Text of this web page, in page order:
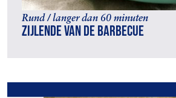
Rund / langer dan 60 minuten
Zijlende van de barbecue